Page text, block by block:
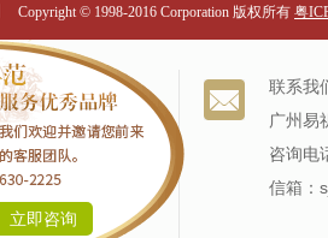
Copyright © 1998-2016 Corporation 版权所有 粤
立即咨询
关于我们
我们的历史
专家阵容
联系我
广州易
咨询电
信箱：